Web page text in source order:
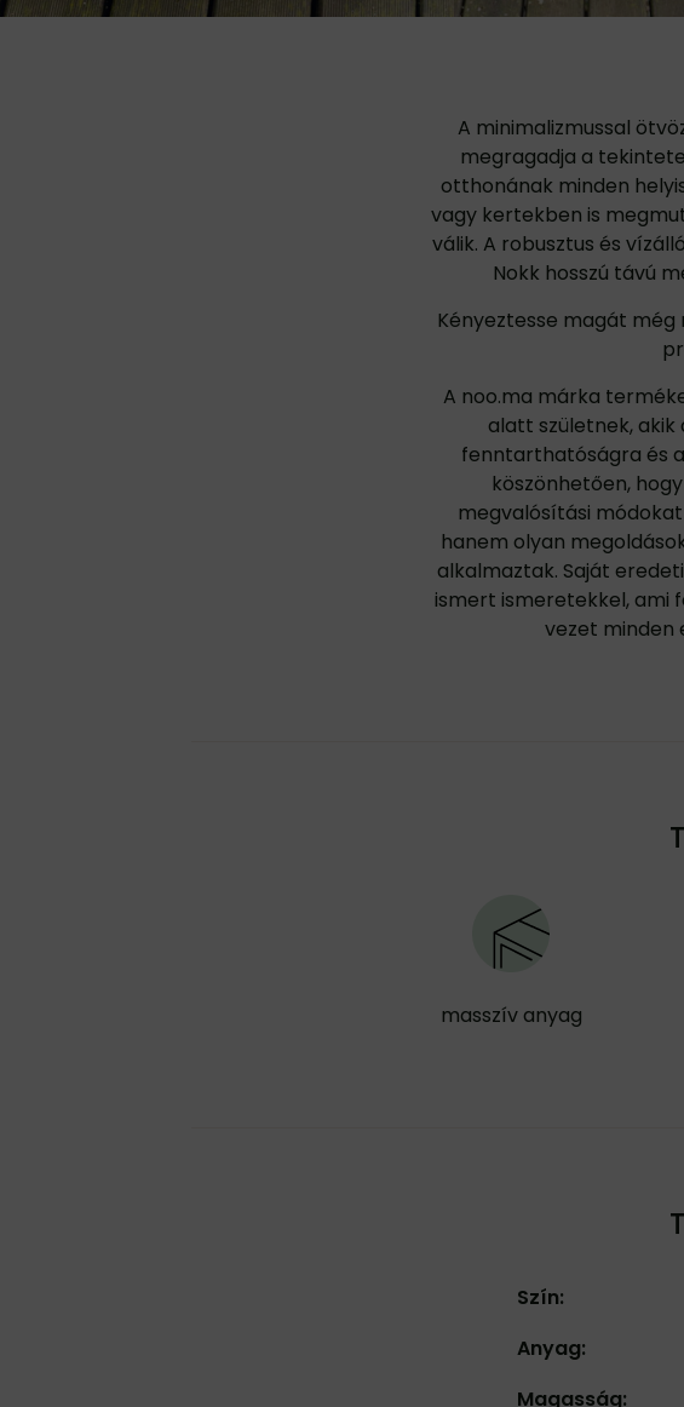
A minimalizmussal
megragadja a
otthonának minden
vagy kertekben is
válik. A robusztus és
Nokk hosszú távú
Kényeztesse magát
A noo.ma márka
alatt születnek, akik
fenntarthatóságra és
köszönhetően,
megvalósítási
hanem olyan
alkalmaztak. Saját
ismert ismeretekkel, ami
vezet minden
masszív anyag
Szín:
Anyag:
Magasság: